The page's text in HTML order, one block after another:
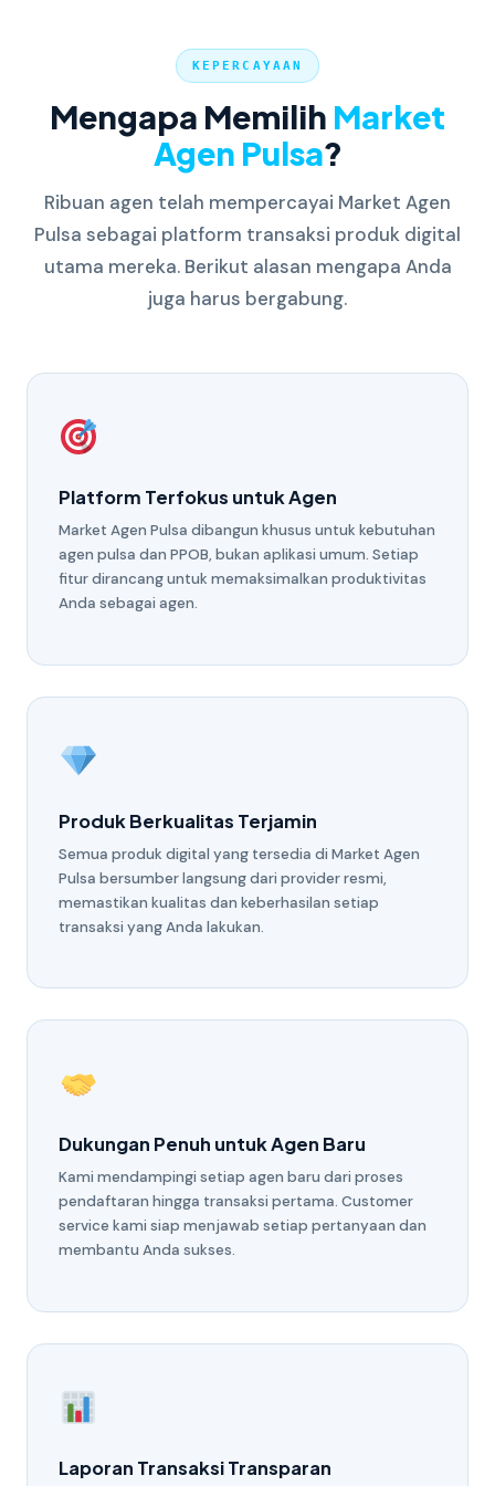
KEPERCAYAAN
Mengapa Memilih Market
Agen Pulsa?
Ribuan agen telah mempercayai Market Agen
Pulsa sebagai platform transaksi produk digital
utama mereka. Berikut alasan mengapa Anda
juga harus bergabung.
Platform Terfokus untuk Agen
Market Agen Pulsa dibangun khusus untuk kebutuhan
agen pulsa dan PPOB, bukan aplikasi umum. Setiap
fitur dirancang untuk memaksimalkan produktivitas
Anda sebagai agen.
Produk Berkualitas Terjamin
Semua produk digital yang tersedia di Market Agen
Pulsa bersumber langsung dari provider resmi,
memastikan kualitas dan keberhasilan setiap
transaksi yang Anda lakukan.
Dukungan Penuh untuk Agen Baru
Kami mendampingi setiap agen baru dari proses
pendaftaran hingga transaksi pertama. Customer
service kami siap menjawab setiap pertanyaan dan
membantu Anda sukses.
Laporan Transaksi Transparan